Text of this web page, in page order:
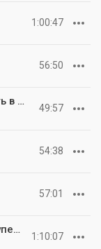
1:00:47
56:50
Могут ли женщины служить в армии?
49:57
54:38
57:01
Царь Давид. Настоящая суперзвезда
1:10:07